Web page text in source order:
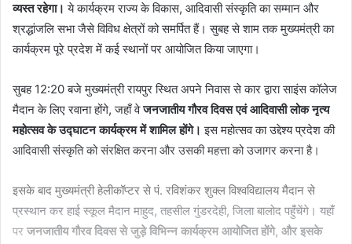
व्यस्त रहेगा। ये कार्यक्रम राज्य के विकास, आदिवासी संस्कृति का सम्मान और
श्रद्धांजलि सभा जैसे विविध क्षेत्रों को समर्पित हैं। सुबह से शाम तक मुख्यमंत्री का
कार्यक्रम पूरे प्रदेश में कई स्थानों पर आयोजित किया जाएगा।
सुबह 12:20 बजे मुख्यमंत्री रायपुर स्थित अपने निवास से कार द्वारा साइंस कॉलेज
मैदान के लिए रवाना होंगे, जहाँ वेजनजातीय गौरव दिवस एवं आदिवासी लोक नृत्य
महोत्सव के उद्घाटन कार्यक्रम में शामिल होंगे। इस महोत्सव का उद्देश्य प्रदेश की
आदिवासी संस्कृति को संरक्षित करना और उसकी महत्ता को उजागर करना है।
इसके बाद मुख्यमंत्री हेलीकॉप्टर से पं. रविशंकर शुक्ल विश्वविद्यालय मैदान से
प्रस्थान कर हाई स्कूल मैदान माहुद, तहसील गुंडरदेही, जिला बालोद पहुँचेंगे। यहाँ
पर जनजातीय गौरव दिवस से जुड़े विभिन्न कार्यक्रम आयोजित होंगे, और इसके